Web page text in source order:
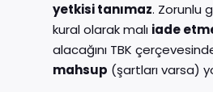
yetkisi tanımaz. Zorunlu
kural olarak malı iade
alacağını TBK
mahsup (şartları varsa)